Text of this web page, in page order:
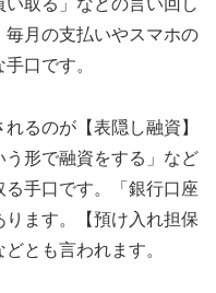
月の支払いやスマホの
口です。
るのが【表隠し融資】
形で融資をする」など
手口です。「銀行口座
ます。【預け入れ担保
とも言われます。